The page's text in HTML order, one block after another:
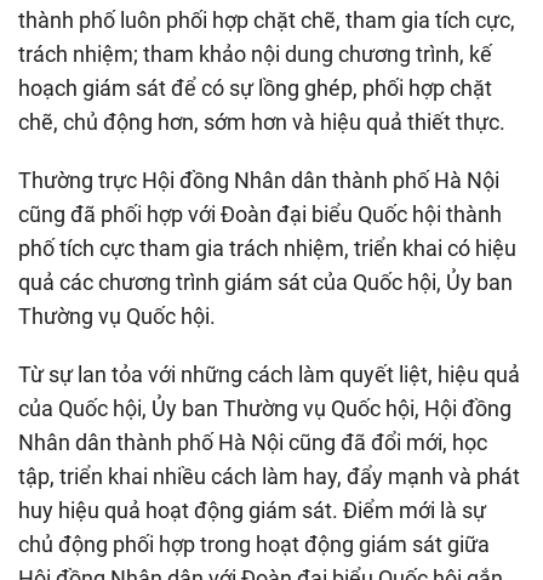
thành phố luôn phối hợp chặt chẽ, tham gia tích cực,
trách nhiệm; tham khảo nội dung chương trình, kế
hoạch giám sát để có sự lồng ghép, phối hợp chặt
chẽ, chủ động hơn, sớm hơn và hiệu quả thiết thực.
Thường trực Hội đồng Nhân dân thành phố Hà Nội
cũng đã phối hợp với Đoàn đại biểu Quốc hội thành
phố tích cực tham gia trách nhiệm, triển khai có hiệu
quả các chương trình giám sát của Quốc hội, Ủy ban
Thường vụ Quốc hội.
Từ sự lan tỏa với những cách làm quyết liệt, hiệu quả
của Quốc hội, Ủy ban Thường vụ Quốc hội, Hội đồng
Nhân dân thành phố Hà Nội cũng đã đổi mới, học
tập, triển khai nhiều cách làm hay, đẩy mạnh và phát
huy hiệu quả hoạt động giám sát. Điểm mới là sự
chủ động phối hợp trong hoạt động giám sát giữa